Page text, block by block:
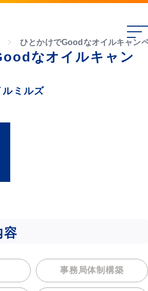
ひとかけでGoodなオイルキャン
なオイルキャン
ミルズ
容
事務局体制構築